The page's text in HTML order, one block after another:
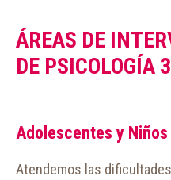
ÁREAS DE
DE PSICOLOGÍA
Adolescentes y Niños
Atendemos las